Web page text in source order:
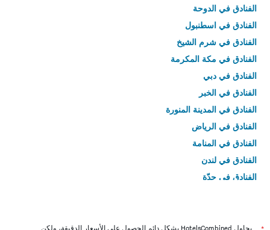
الفنادق في الدوحة
الفنادق في اسطنبول
الفنادق في شرم الشيخ
الفنادق في مكة المكرمة
الفنادق في دبي
الفنادق في الخبر
الفنادق في المدينة المنورة
الفنادق في الرياض
الفنادق في المنامة
الفنادق في لندن
الفنادق في جدّة
يحاول HotelsCombined بشكل دائم الحصول على الأسعار الدقيقة، ولكن